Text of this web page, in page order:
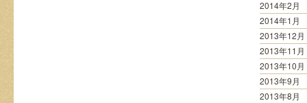
2014年2月
2014年1月
2013年12月
2013年11月
2013年10月
2013年9月
2013年8月